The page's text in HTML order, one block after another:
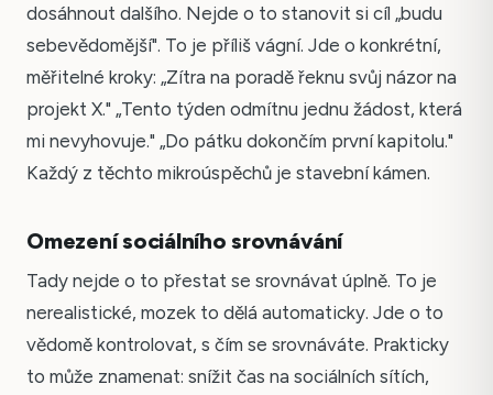
dosáhnout dalšího. Nejde o to stanovit si cíl „budu
sebevědomější". To je příliš vágní. Jde o konkrétní,
měřitelné kroky: „Zítra na poradě řeknu svůj názor na
projekt X." „Tento týden odmítnu jednu žádost, která
mi nevyhovuje." „Do pátku dokončím první kapitolu."
Každý z těchto mikroúspěchů je stavební kámen.
Omezení sociálního srovnávání
Tady nejde o to přestat se srovnávat úplně. To je
nerealistické, mozek to dělá automaticky. Jde o to
vědomě kontrolovat, s čím se srovnáváte. Prakticky
to může znamenat: snížit čas na sociálních sítích,